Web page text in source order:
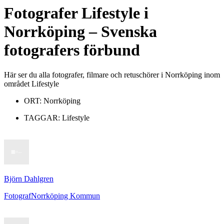
FotograferLifestyle i
Norrköping– Svenska
fotografers förbund
Här ser du alla fotografer, filmare och retuschörer i Norrköping inom
området Lifestyle
ORT: Norrköping
TAGGAR: Lifestyle
Björn Dahlgren
FotografNorrköping Kommun